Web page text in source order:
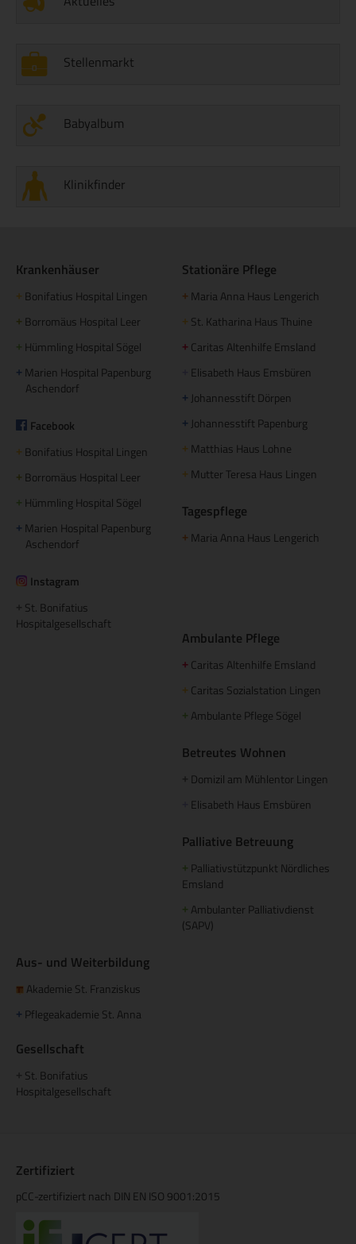
Stellenmarkt
Babyalbum
Klinikfinder
Krankenhäuser
+ Bonifatius Hospital Lingen
+ Borromäus Hospital Leer
+ Hümmling Hospital Sögel
+ Marien Hospital Papenburg
Aschendorf
Facebook
+ Bonifatius Hospital Lingen
+ Borromäus Hospital Leer
+ Hümmling Hospital Sögel
+ Marien Hospital Papenburg
Aschendorf
Instagram
St. Bonifatius
Hospitalgesellschaft
Stationäre Pflege
+ Maria Anna Haus Lengerich
+ St. Katharina Haus Thuine
+ Caritas Altenhilfe Emsland
Elisabeth Haus Emsbüren
+ Johannesstift Dörpen
+ Johannesstift Papenburg
+ Matthias Haus Lohne
+ Mutter Teresa Haus Lingen
Tagespflege
+ Maria Anna Haus Lengerich
Ambulante Pflege
+ Caritas Altenhilfe Emsland
+ Caritas Sozialstation Lingen
+ Ambulante Pflege Sögel
Betreutes Wohnen
Domizil am Mühlentor Lingen
Elisabeth Haus Emsbüren
Palliative Betreuung
+ Palliativstützpunkt Nördliches
Emsland
+ Ambulanter Palliativdienst
(SAPV)
Aus- und Weiterbildung
Akademie St. Franziskus
+ Pflegeakademie St. Anna
Gesellschaft
St. Bonifatius
Hospitalgesellschaft
Zertifiziert
pCC-zertifiziert nach DIN EN ISO 9001:2015